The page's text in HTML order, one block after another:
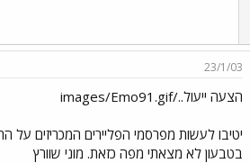
23/1/03
הצעה ייעול../images/Emo91.gif
יטיבו לעשות מפרסמי הפליירים המכריזים
בטבעון לא מצאתי מפה כזאת. מוני שוורץ